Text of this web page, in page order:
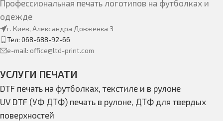
Профессиональная печать логотипов на футболках и
одежде
г. Киев, Александра Довженка 3
Тел: 068-688-92-66
e-mail: office@ltd-print.com
УСЛУГИ ПЕЧАТИ
DTF печать на футболках, текстиле и в рулоне
UV DTF (УФ ДТФ) печать в рулоне, ДТФ для твердых
поверхностей